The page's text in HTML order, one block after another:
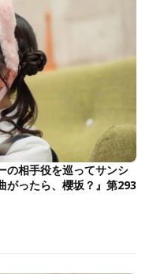
の相手役を巡ってサンシ
がったら、櫻坂？』第293